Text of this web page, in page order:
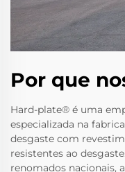
Por que
Hard-plate® é uma
especializada na
desgaste com
resistentes ao
renomados nacionais,